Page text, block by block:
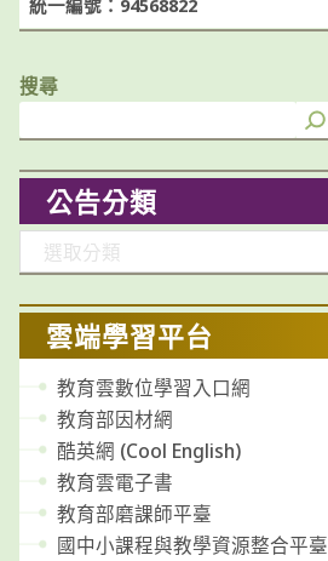
統一編號：94568822
搜尋
公告分類
類
雲端學習平台
教育雲數位學習入口網
教育部因材網
酷英網 (Cool English)
教育雲電子書
教育部磨課師平臺
國中小課程與教學資源整合平臺